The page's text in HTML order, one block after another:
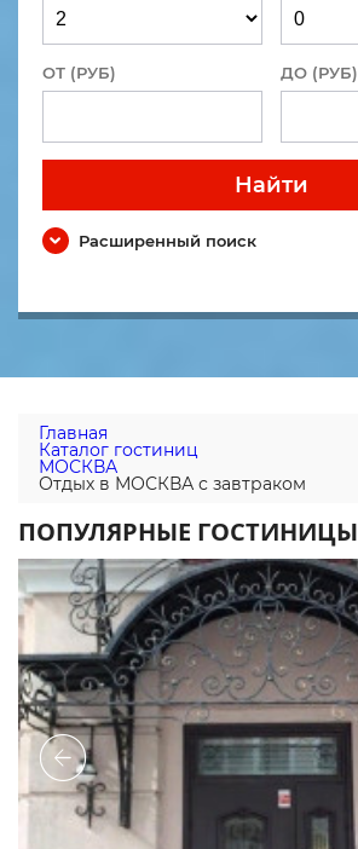
ОТ (РУБ) ДО (РУБ)
Найти
Расширенный поиск
Главная
Каталог гостиниц
МОСКВА
Отдых в МОСКВА с завтраком
ПОПУЛЯРНЫЕ ГОСТИНИЦЫ